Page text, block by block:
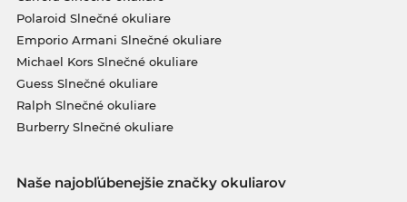
Polaroid Slnečné okuliare
Emporio Armani Slnečné okuliare
Michael Kors Slnečné okuliare
Guess Slnečné okuliare
Ralph Slnečné okuliare
Burberry Slnečné okuliare
Naše najobľúbenejšie značky okuliarov